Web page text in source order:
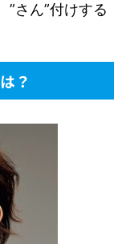
”さん”付けする
？